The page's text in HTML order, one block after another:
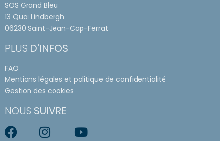
SOS Grand Bleu
13 Quai Lindbergh
06230 Saint-Jean-Cap-Ferrat
PLUS D'INFOS
FAQ
Mentions légales et politique de confidentialité
Gestion des cookies
NOUS SUIVRE